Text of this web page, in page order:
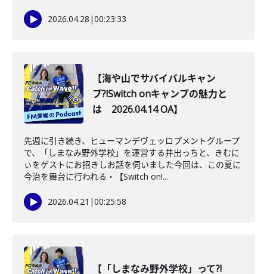
2026.04.28 |00:23:33
【海や山でサバイバルキャン
プ?!Switch onキャンプの魅力と
は 2026.04.14 OA】
先週に引き続き、ヒューマンデヴェッロプメントグループ
で、「しまなみ野外学校」を運営する井出っちと、きむに
ぃをゲストにお招きしお話を伺いました今回は、この夏に
今治を舞台に行われる・【Switch on!...
2026.04.21 |00:25:58
【「しまなみ野外学校」って?!